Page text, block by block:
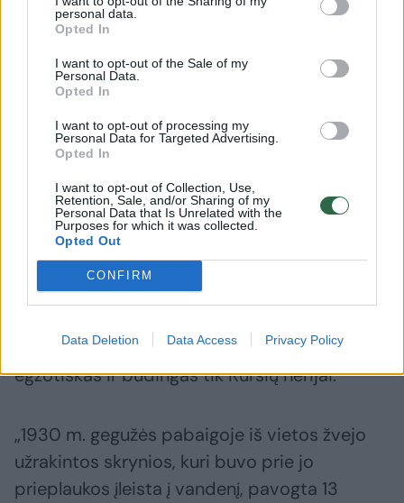
personal data.
Opted In
I want to opt-out of the Sale of my
Personal Data.
Opted In
I want to opt-out of processing my
Personal Data for Targeted Advertising.
Opted In
I want to opt-out of Collection, Use,
Retention, Sale, and/or Sharing of my
Personal Data that Is Unrelated with the
Purposes for which it was collected.
Opted Out
CONFIRM
Data Deletion Data Access Privacy Policy
viešbučio „Waldfrieden“ personalas: kažkam
panižo rankos, ir padavėja Bastikaitė (orig.
Bastik) pasigedo visos vasaros uždarbio
(520 litų). Pinigus ji laikė savo spintelėje.
„Policijai atlikus kratą, pinigai buvo rasti pas
pinigus ji buvo įsisiuvusi į sijoną“, –
pasakojama dr. N. Strakauskaitės knygoje.
13 ungurių
Būta ir tokių vagysčių, kurių pobūdis –
egzotiškas ir būdingas tik Kuršių nerijai.
„1930 m. gegužės pabaigoje iš vietos žvejo
užrakintos skrynios, kuri buvo prie jo
prieplaukos įleista į vandenį, pavogta 13